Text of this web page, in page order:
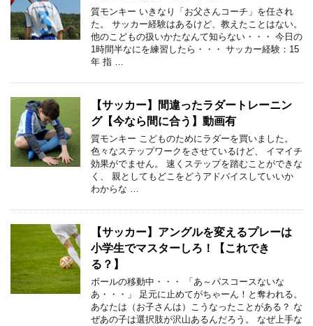
質モンキー いきなり「お父さんコーチ」を任され
た。 サッカー経験はあるけど、教えたことはない。
他のこどもの扱いかたなんて知らない・・・ 今日の
1時間半なにを練習したら・・・ サッカー経験：15
年 指 …
【サッカー】間違ったラダートレーニン
グ【今なら間に合う】動画有
質モンキー こどものためにラダーを買いました。
色々なステップワークをさせているけど、 イマイチ
効果がでません。 速くステップを踏むことができな
く、 親としてもどこをどうアドバイスしていいか
わからな …
【サッカー】アングルを変えるプレーは
小学生でマスターしろ！【これでき
る？】
ボールの移動中・・・ 「あ～パスコースないな
あ・・・」 足元に止めてがちゃーん！と奪われる。
あなたは（お子さんは）こうなったことがある？ な
ぜあの子は選択肢が沢山あるんだろう。 なぜ上手な